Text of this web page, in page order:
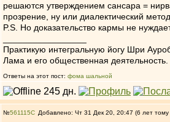
решаются утверждением сансара =
прозрение, ну или диалектический
P.S. Но доказательство кармы не
Практикую интегральную йогу Шри
Лама и его общественная деятельность.
Ответы на этот пост: фома шальной
№561115 Добавлено: Чт 31 Дек 20, 20:47 (6 лет тому